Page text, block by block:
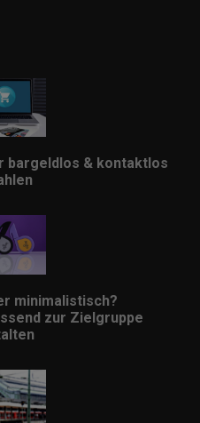
bargeldlos & kontaktlos
minimalistisch?
zur Zielgruppe